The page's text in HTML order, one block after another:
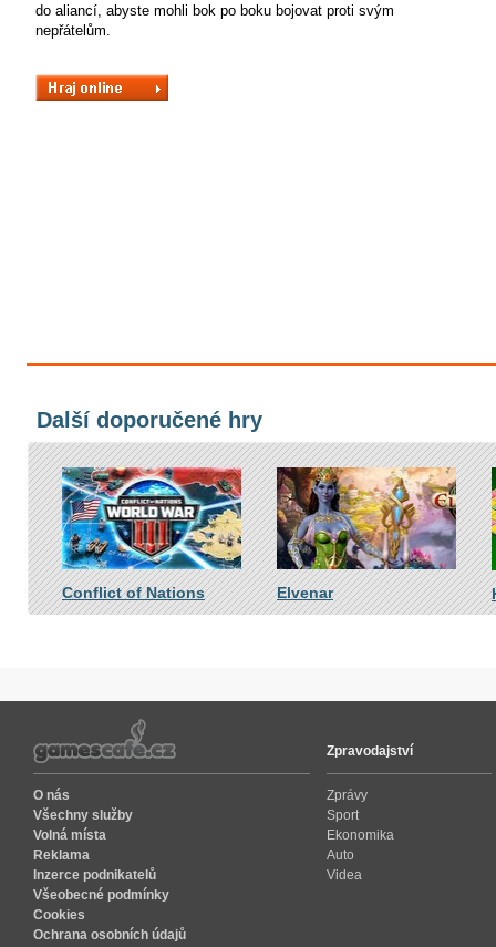
do aliancí, abyste mohli bok po boku bojovat proti svým
nepřátelům.
Další doporučené hry
Conflict of Nations Elvenar
O nás
Všechny služby
Volná místa
Reklama
Inzerce podnikatelů
Všeobecné podmínky
Cookies
Ochrana osobních údajů
Zpravodajství
Zprávy
Sport
Ekonomika
Auto
Videa